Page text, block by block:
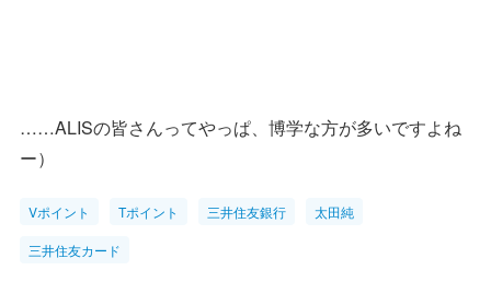
……ALISの皆さんってやっぱ、博学な方が多いですよね
ー）
Vポイント Tポイント 三井住友銀行 太田純
三井住友カード